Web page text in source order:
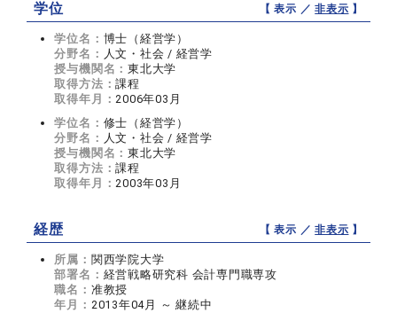
学位 【 表示 ／非表示 】
学位名： 博士（経営学）
分野名： 人文・社会 / 経営学
授与機関名：東北大学
取得方法：課程
取得年月：2006年03月
学位名： 修士（経営学）
分野名： 人文・社会 / 経営学
授与機関名：東北大学
取得方法：課程
取得年月：2003年03月
経歴 【 表示 ／非表示 】
所属： 関西学院大学
部署名： 経営戦略研究科 会計専門職専攻
職名： 准教授
年月： 2013年04月 ～ 継続中